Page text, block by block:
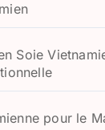
Soie
pour le